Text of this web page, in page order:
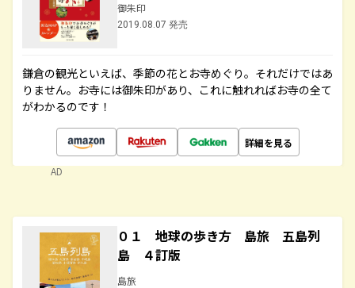
御朱印
2019.08.07 発売
鎌倉の観光といえば、季節の花とお寺めぐり。それだけではあ
りません。お寺には御朱印があり、これに触れればお寺の全て
がわかるのです！
詳細を見る
AD
０１ 地球の歩き方 島旅 五島列
島 ４訂版
島旅